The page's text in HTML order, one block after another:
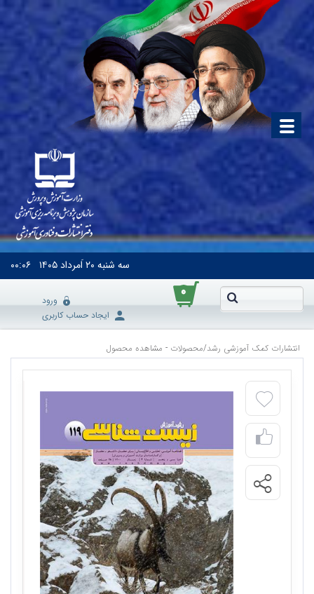
سه شنبه ۲۰ اَمرداد ۱۴۰۵ ۰۰:۰۶
۰
ورود
ایجاد حساب کاربری
انتشارات کمک آموزشی رشد/محصولات - مشاهده محصول